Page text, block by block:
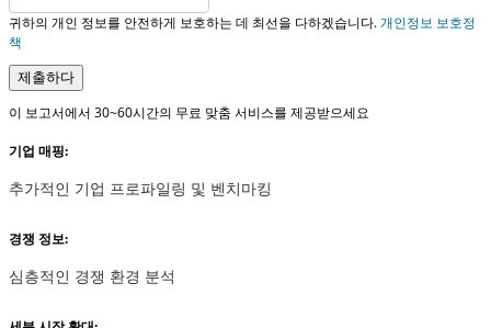
귀하의 개인 정보를 안전하게 보호하는 데 최선을 다하겠습니다.개인정보 보호정
책
제출하다
이 보고서에서 30~60시간의 무료 맞춤 서비스를 제공받으세요
기업 매핑:
추가적인 기업 프로파일링 및 벤치마킹
경쟁 정보:
심층적인 경쟁 환경 분석